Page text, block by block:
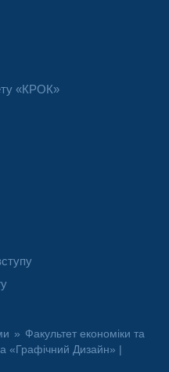
«КРОК»
» Факультет економіки та
«Графічний Дизайн» |